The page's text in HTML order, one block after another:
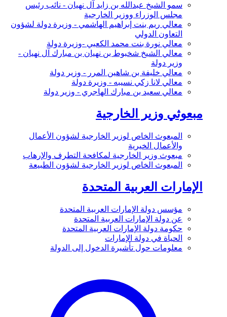
سمو الشيخ عبدالله بن زايد آل نهيان - نائب رئيس
مجلس الوزراء ووزير الخارجية
معالي ريم بنت إبراهيم الهاشمي - وزيرة دولة لشؤون
التعاون الدولي
معالي نورة بنت محمد الكعبي -وزيرة دولة
معالي الشيخ شخبوط بن نهيان بن مبارك آل نهيان -
وزير دولة
معالي خليفة بن شاهين المرر - وزير دولة
معالي لانا زكي نسيبه - وزيرة دولة
معالي سعيد بن مبارك الهاجري - وزير دولة
مبعوثي وزير الخارجية
المبعوث الخاص لوزير الخارجية لشؤون الأعمال
والأعمال الخيرية
مبعوث وزير الخارجية لمكافحة التطرف والإرهاب
المبعوث الخاص لوزير الخارجية لشؤون الطبيعة
الإمارات العربية المتحدة
مؤسس دولة الإمارات العربية المتحدة
عن دولة الإمارات العربية المتحدة
حكومة دولة الإمارات العربية المتحدة
الحياة في دولة الإمارات
معلومات حول تأشيرة الدخول إلى الدولة